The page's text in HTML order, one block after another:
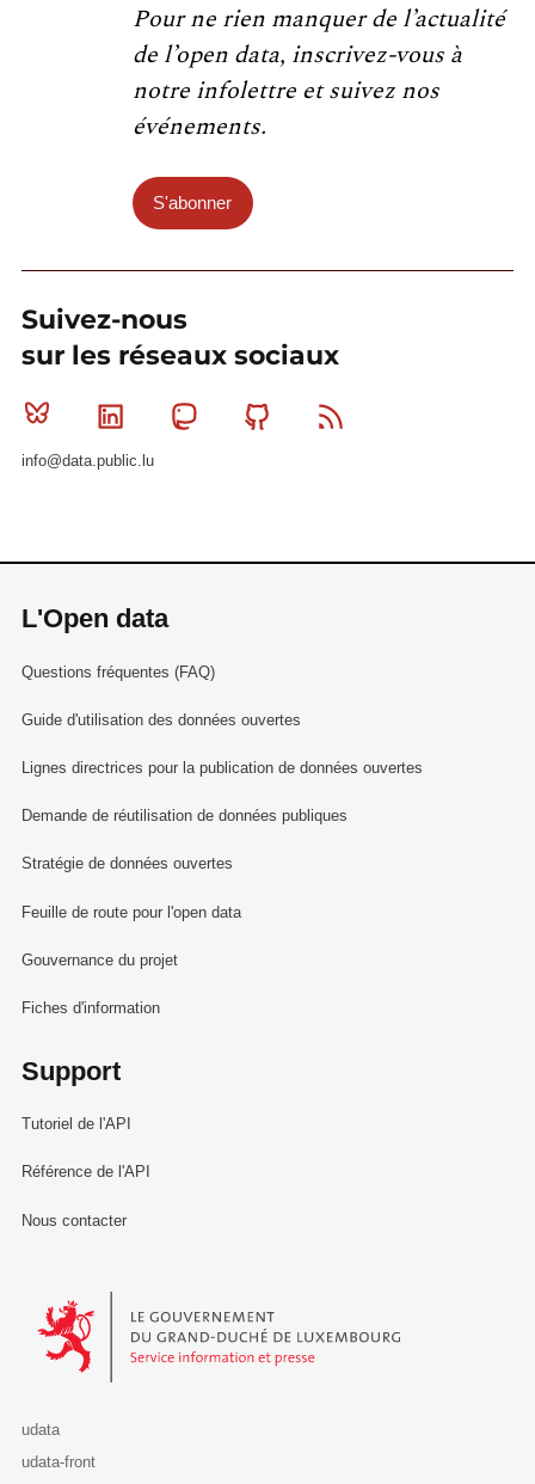
Pour ne rien manquer de l’actualité
de l’open data, inscrivez-vous à
notre infolettre et suivez nos
événements.
S'abonner
Suivez-nous
sur les réseaux sociaux
Bluesky Linkedin MastodonGithub
info@data.public.lu
L'Open data
Questions fréquentes (FAQ)
Guide d'utilisation des données ouvertes
Lignes directrices pour la publication de données ouvertes
Demande de réutilisation de données publiques
Stratégie de données ouvertes
Feuille de route pour l'open data
Gouvernance du projet
Fiches d'information
Support
Tutoriel de l'API
Référence de l'API
Nous contacter
Le Gouvernement du Grand-Duché de Luxembourg - Service
udata
udata-front